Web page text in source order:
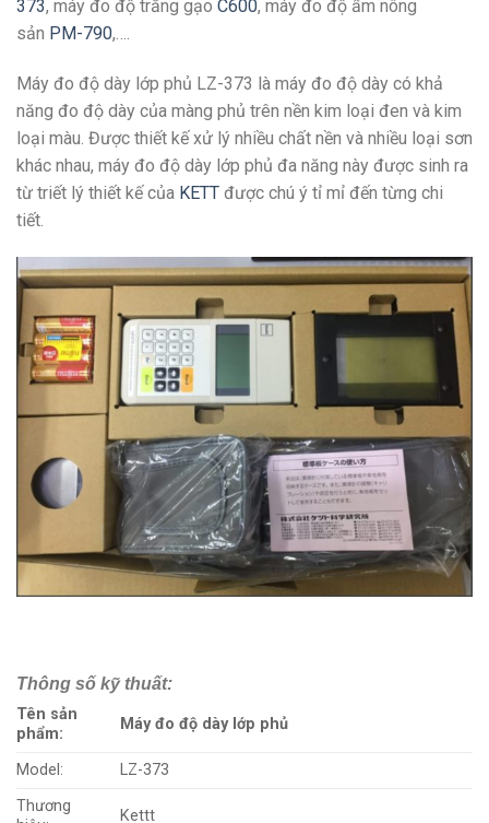
373, máy đo độ trắng gạo C600, máy đo độ ẩm nông
sản PM-790,….
Máy đo độ dày lớp phủ LZ-373 là máy đo độ dày có khả
năng đo độ dày của màng phủ trên nền kim loại đen và kim
loại màu. Được thiết kế xử lý nhiều chất nền và nhiều loại sơn
khác nhau, máy đo độ dày lớp phủ đa năng này được sinh ra
từ triết lý thiết kế của KETT được chú ý tỉ mỉ đến từng chi
tiết.
Thông số kỹ thuất:
Tên sản
phẩm:
Máy đo độ dày lớp phủ
Model:
LZ-373
Thương
Kettt